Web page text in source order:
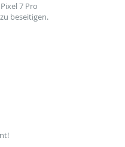
7 Pro
beseitigen.